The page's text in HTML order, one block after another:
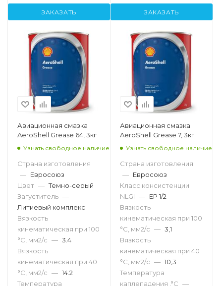
ЗАКАЗАТЬ ЗАКАЗАТЬ
Авиационная смазка
AeroShell Grease 64, 3кг
Узнать свободное наличие
Страна изготовления
— Евросоюз
Цвет — Темно-серый
Загуститель —
Литиевый комплекс
Вязкость
кинематическая при 100
°С, мм2/с — 3.4
Вязкость
кинематическая при 40
°С, мм2/с — 14.2
Температура
Авиационная смазка
AeroShell Grease 7, 3кг
Узнать свободное наличие
Страна изготовления
— Евросоюз
Класс консистенции
NLGI — EP 1/2
Вязкость
кинематическая при 100
°С, мм2/с — 3,1
Вязкость
кинематическая при 40
°С, мм2/с — 10,3
Температура
каплепадения ,°C —